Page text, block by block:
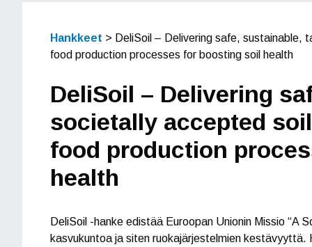
Hankkeet > DeliSoil – Delivering safe, sustainable,
food production processes for boosting soil health
DeliSoil – Delivering
societally accepted
food production
health
DeliSoil -hanke edistää Euroopan Unionin Missio “A
kasvukuntoa ja siten ruokajärjestelmien